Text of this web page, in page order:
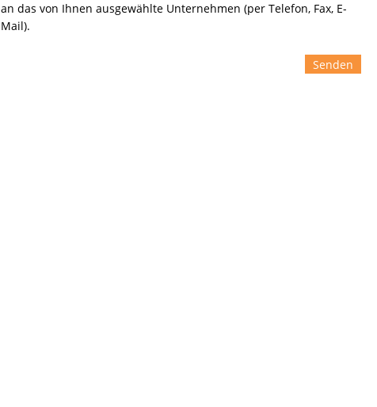
an das von Ihnen ausgewählte Unternehmen (per Telefon, Fax, E-
Mail).
Senden